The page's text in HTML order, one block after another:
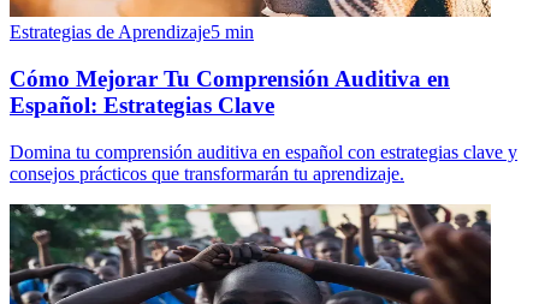
Estrategias de Aprendizaje5 min
Cómo Mejorar Tu Comprensión Auditiva en
Español: Estrategias Clave
Domina tu comprensión auditiva en español con estrategias clave y
consejos prácticos que transformarán tu aprendizaje.